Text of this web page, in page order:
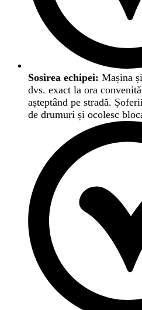
Sosirea echipei: Mașina
dvs. exact la ora
așteptând pe stradă.
de drumuri și ocolesc